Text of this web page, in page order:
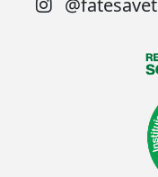
@fatesavet